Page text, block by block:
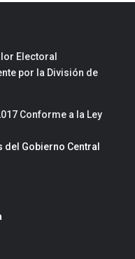
Electoral
por la División de
Conforme a la Ley
Gobierno Central